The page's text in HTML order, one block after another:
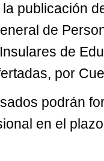
publicación
de
de
por
podrán
en el